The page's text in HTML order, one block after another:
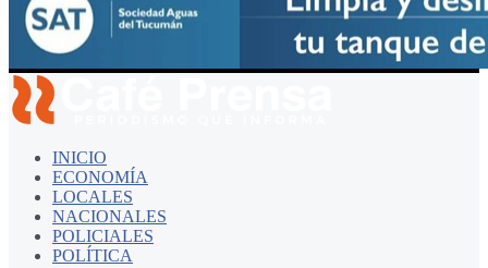
INICIO
ECONOMÍA
LOCALES
NACIONALES
POLICIALES
POLÍTICA